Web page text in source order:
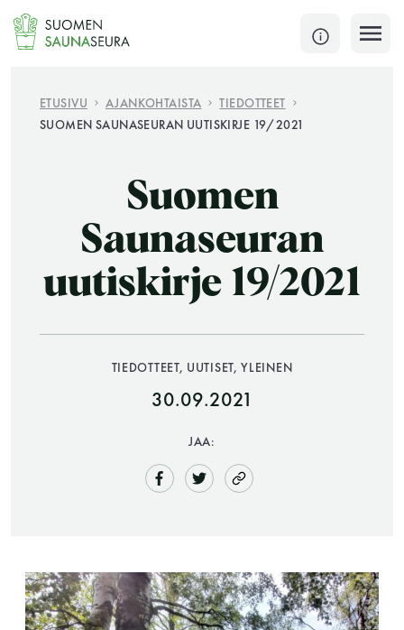
Siirry
sisältöön
SULJE
KATSO TARKEMMAT AUKIOLOAJAT
JÄSENSIVUT
Saunatalo on avoinna
ETUSIVU AJANKOHTAISTA
TIEDOTTEET
SUOMEN SAUNASEURAN UUTISKIRJE 19/2021
Suomen
Saunaseuran
uutiskirje 19/2021
TIEDOTTEET, UUTISET, YLEINEN
30.09.2021
JAA: